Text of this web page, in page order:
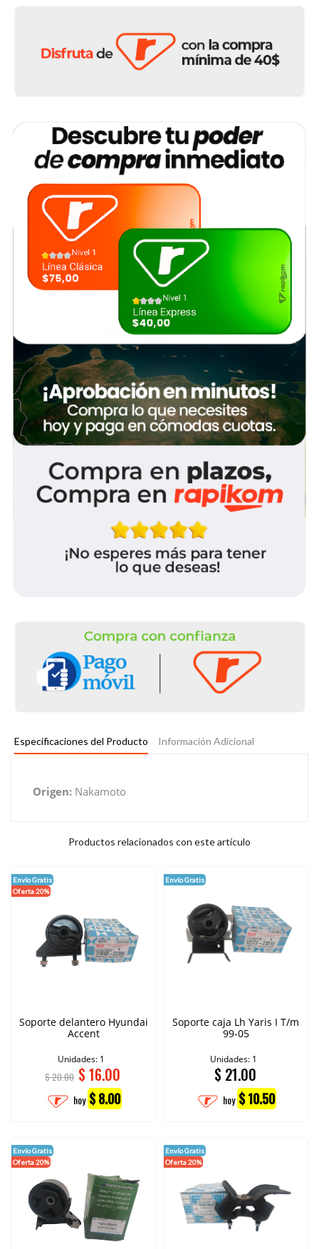
Especificaciones del Producto Información Adicional
Origen: Nakamoto
Productos relacionados con este artículo
Envío Gratis
Oferta 20%
Soporte delantero Hyundai
Accent
Unidades: 1
$ 20.00 $ 16.00
hoy $ 8.00
Envío Gratis
Oferta 20%
Envío Gratis
Soporte caja Lh Yaris I T/m
99-05
Unidades: 1
$ 21.00
hoy $ 10.50
Envío Gratis
Oferta 20%